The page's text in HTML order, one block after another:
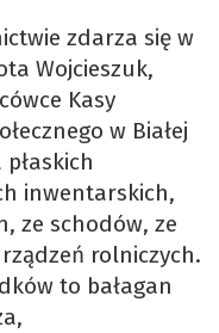
zdarza się w
Wojcieszuk,
Kasy
w Białej
inwentarskich,
ze schodów, ze
rolniczych.
to bałagan